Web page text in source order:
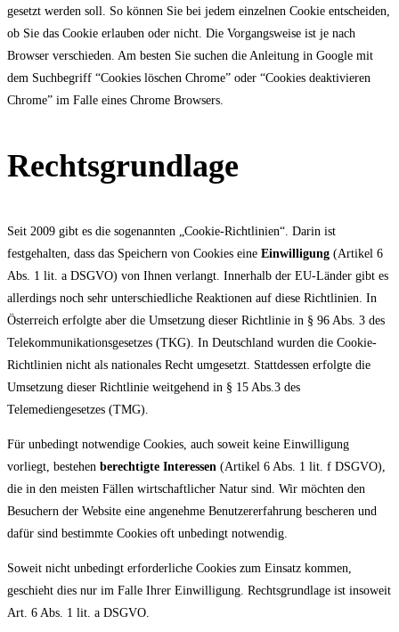
gesetzt werden soll. So können Sie bei jedem einzelnen Cookie entscheiden,
ob Sie das Cookie erlauben oder nicht. Die Vorgangsweise ist je nach
Browser verschieden. Am besten Sie suchen die Anleitung in Google mit
dem Suchbegriff “Cookies löschen Chrome” oder “Cookies deaktivieren
Chrome” im Falle eines Chrome Browsers.
Rechtsgrundlage
Seit 2009 gibt es die sogenannten „Cookie-Richtlinien“. Darin ist
festgehalten, dass das Speichern von Cookies eine Einwilligung (Artikel 6
Abs. 1 lit. a DSGVO) von Ihnen verlangt. Innerhalb der EU-Länder gibt es
allerdings noch sehr unterschiedliche Reaktionen auf diese Richtlinien. In
Österreich erfolgte aber die Umsetzung dieser Richtlinie in § 96 Abs. 3 des
Telekommunikationsgesetzes (TKG). In Deutschland wurden die Cookie-
Richtlinien nicht als nationales Recht umgesetzt. Stattdessen erfolgte die
Umsetzung dieser Richtlinie weitgehend in § 15 Abs.3 des
Telemediengesetzes (TMG).
Für unbedingt notwendige Cookies, auch soweit keine Einwilligung
vorliegt, bestehen berechtigte Interessen (Artikel 6 Abs. 1 lit. f DSGVO),
die in den meisten Fällen wirtschaftlicher Natur sind. Wir möchten den
Besuchern der Website eine angenehme Benutzererfahrung bescheren und
dafür sind bestimmte Cookies oft unbedingt notwendig.
Soweit nicht unbedingt erforderliche Cookies zum Einsatz kommen,
geschieht dies nur im Falle Ihrer Einwilligung. Rechtsgrundlage ist insoweit
Art. 6 Abs. 1 lit. a DSGVO.